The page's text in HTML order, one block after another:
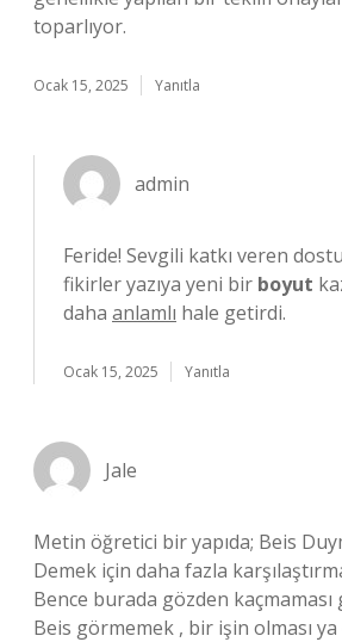
toparlıyor.
Ocak 15, 2025 Yanıtla
admin
Feride! Sevgili katkı veren
fikirler yazıya yeni bir boyut
daha anlamlı hale getirdi.
Ocak 15, 2025 Yanıtla
Jale
Metin öğretici bir yapıda; Beis
Demek için daha fazla
Bence burada gözden kaçmaması
Beis görmemek , bir işin olması